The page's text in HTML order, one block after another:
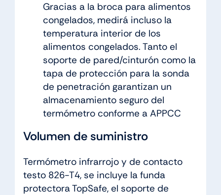
Gracias a la broca para alimentos
congelados, medirá incluso la
temperatura interior de los
alimentos congelados. Tanto el
soporte de pared/cinturón como la
tapa de protección para la sonda
de penetración garantizan un
almacenamiento seguro del
termómetro conforme a APPCC
Volumen de suministro
Termómetro infrarrojo y de contacto
testo 826-T4, se incluye la funda
protectora TopSafe, el soporte de